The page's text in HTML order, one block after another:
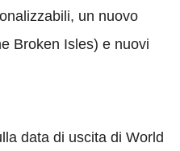
un nuovo
Broken Isles) e nuovi
data di uscita di World